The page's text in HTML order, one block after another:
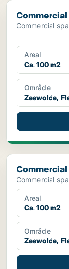
Commercial
Commercial
Areal
Ca. 100 m2
Område
Zeewolde,
Commercial
Commercial
Areal
Ca. 100 m2
Område
Zeewolde,